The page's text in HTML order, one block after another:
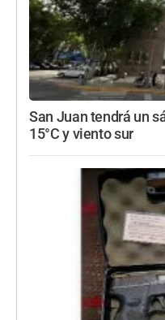
San Juan tendrá un
15°C y viento sur